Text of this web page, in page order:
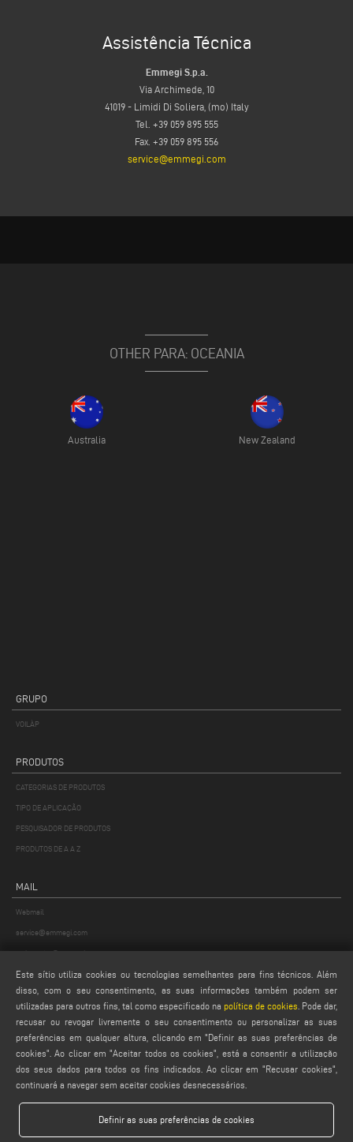
Assistência Técnica
Emmegi S.p.a.
Via Archimede, 10
41019 - Limidi Di Soliera, (mo) Italy
Tel. +39 059 895 555
Fax. +39 059 895 556
service@emmegi.com
OTHER PARA: OCEANIA
Australia New Zealand
GRUPO
VOILÀP
PRODUTOS
CATEGORIAS DE PRODUTOS
TIPO DE APLICAÇÃO
PESQUISADOR DE PRODUTOS
PRODUTOS DE A A Z
MAIL
Webmail
service@emmegi.com
webmaster@emmegi.com
info@emmegi.com
ENCONTRAR-NOS NO
PRIVACY POLICY
Este sítio utiliza cookies ou tecnologias semelhantes para fins técnicos. Além
disso, com o seu consentimento, as suas informações também podem ser
utilizadas para outros fins, tal como especificado na política de cookies . Pode dar,
recusar ou revogar livremente o seu consentimento ou personalizar as suas
preferências em qualquer altura, clicando em "Definir as suas preferências de
cookies". Ao clicar em "Aceitar todos os cookies", está a consentir a utilização
dos seus dados para todos os fins indicados. Ao clicar em "Recusar cookies",
continuará a navegar sem aceitar cookies desnecessários.
Definir as suas preferências de cookies